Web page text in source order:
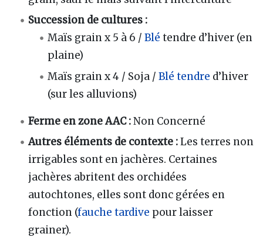
Succession de cultures :
Maïs grain x 5 à 6 /Blé tendre d’hiver (en
plaine)
Maïs grain x 4 / Soja /Blé tendre d’hiver
(sur les alluvions)
Ferme en zone AAC :Non Concerné
Autres éléments de contexte :Les terres non
irrigables sont en jachères. Certaines
jachères abritent des orchidées
autochtones, elles sont donc gérées en
fonction (fauche tardive pour laisser
grainer).